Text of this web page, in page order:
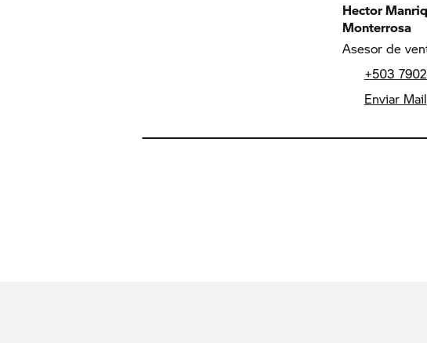
Hector
Monterrosa
Asesor de
+503
Enviar Mail